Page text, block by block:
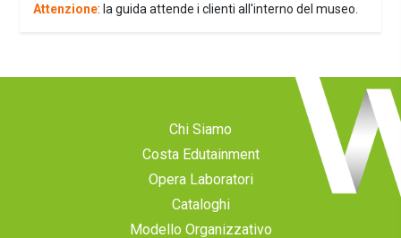
Attenzione: la guida attende i clienti all'interno del museo.
Chi Siamo
Costa Edutainment
Opera Laboratori
Cataloghi
Modello Organizzativo